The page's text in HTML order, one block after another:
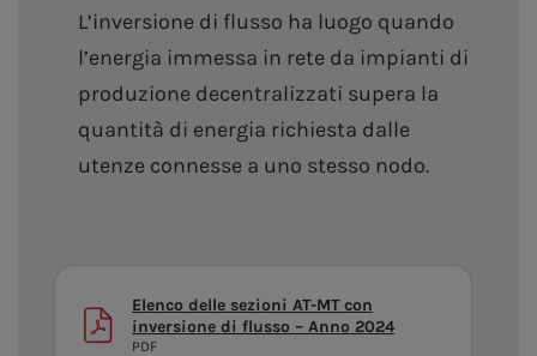
L’inversione di flusso ha luogo quando
l’energia immessa in rete da impianti di
produzione decentralizzati supera la
quantità di energia richiesta dalle
utenze connesse a uno stesso nodo.
Elenco delle sezioni AT-MT con
inversione di flusso – Anno 2024
PDF